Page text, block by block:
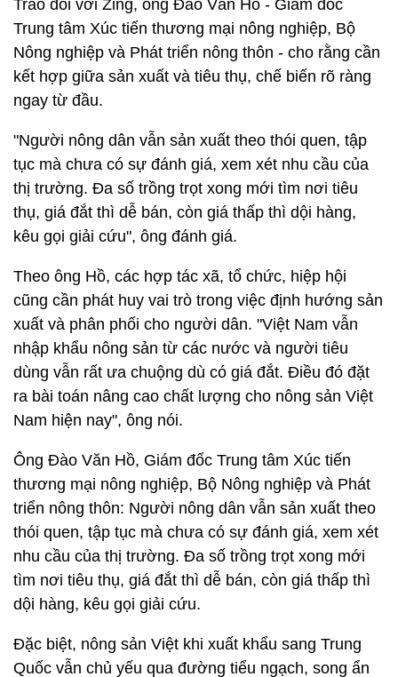
Trao đổi với Zing, ông Đào Văn Hồ - Giám đốc
Trung tâm Xúc tiến thương mại nông nghiệp, Bộ
Nông nghiệp và Phát triển nông thôn - cho rằng cần
kết hợp giữa sản xuất và tiêu thụ, chế biến rõ ràng
ngay từ đầu.
"Người nông dân vẫn sản xuất theo thói quen, tập
tục mà chưa có sự đánh giá, xem xét nhu cầu của
thị trường. Đa số trồng trọt xong mới tìm nơi tiêu
thụ, giá đắt thì dễ bán, còn giá thấp thì dội hàng,
kêu gọi giải cứu", ông đánh giá.
Theo ông Hồ, các hợp tác xã, tổ chức, hiệp hội
cũng cần phát huy vai trò trong việc định hướng sản
xuất và phân phối cho người dân. "Việt Nam vẫn
nhập khẩu nông sản từ các nước và người tiêu
dùng vẫn rất ưa chuộng dù có giá đắt. Điều đó đặt
ra bài toán nâng cao chất lượng cho nông sản Việt
Nam hiện nay", ông nói.
Ông Đào Văn Hồ, Giám đốc Trung tâm Xúc tiến
thương mại nông nghiệp, Bộ Nông nghiệp và Phát
triển nông thôn: Người nông dân vẫn sản xuất theo
thói quen, tập tục mà chưa có sự đánh giá, xem xét
nhu cầu của thị trường. Đa số trồng trọt xong mới
tìm nơi tiêu thụ, giá đắt thì dễ bán, còn giá thấp thì
dội hàng, kêu gọi giải cứu.
Đặc biệt, nông sản Việt khi xuất khẩu sang Trung
Quốc vẫn chủ yếu qua đường tiểu ngạch, song ẩn